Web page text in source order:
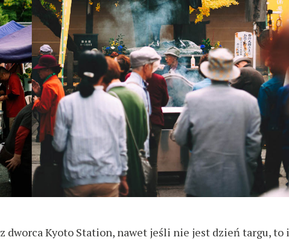
Kyoto Station, nawet jeśli nie jest dzień targu, to i
Wciśnij Esc by anulować.